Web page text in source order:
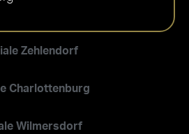
Zehlendorf
Charlottenburg
Wilmersdorf